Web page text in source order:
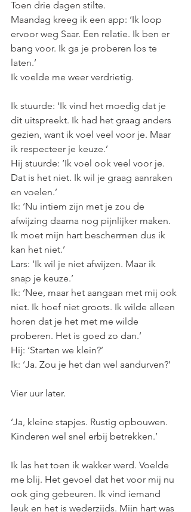
Toen drie dagen stilte.
Maandag kreeg ik een app: ‘Ik loop
ervoor weg Saar. Een relatie. Ik ben er
bang voor. Ik ga je proberen los te
laten.’
Ik voelde me weer verdrietig.
Ik stuurde: ‘Ik vind het moedig dat je
dit uitspreekt. Ik had het graag anders
gezien, want ik voel veel voor je. Maar
ik respecteer je keuze.’
Hij stuurde: ‘Ik voel ook veel voor je.
Dat is het niet. Ik wil je graag aanraken
en voelen.’
Ik: ‘Nu intiem zijn met je zou de
afwijzing daarna nog pijnlijker maken.
Ik moet mijn hart beschermen dus ik
kan het niet.’
Lars: ‘Ik wil je niet afwijzen. Maar ik
snap je keuze.’
Ik: ‘Nee, maar het aangaan met mij ook
niet. Ik hoef niet groots. Ik wilde alleen
horen dat je het met me wilde
proberen. Het is goed zo dan.’
Hij: ‘Starten we klein?’
Ik: ‘Ja. Zou je het dan wel aandurven?’
Vier uur later.
‘Ja, kleine stapjes. Rustig opbouwen.
Kinderen wel snel erbij betrekken.’
Ik las het toen ik wakker werd. Voelde
me blij. Het gevoel dat het voor mij nu
ook ging gebeuren. Ik vind iemand
leuk en het is wederzijds. Mijn hart was